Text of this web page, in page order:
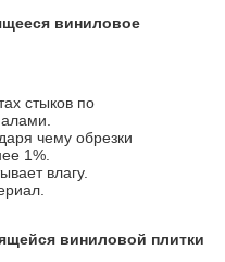
виниловое
стыков по
чему обрезки
1%.
влагу.
виниловой плитки